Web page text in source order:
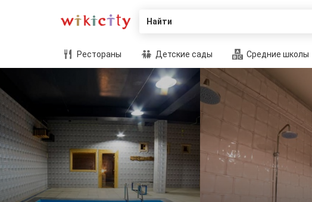
Найти
Рестораны Детские сады Средние школы